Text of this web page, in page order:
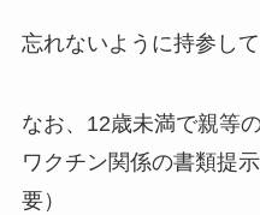
忘れないように持参して
なお、12歳未満で親等
ワクチン関係の書類提
要）